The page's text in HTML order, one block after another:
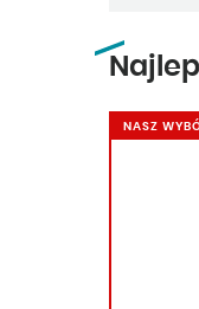
NASZ